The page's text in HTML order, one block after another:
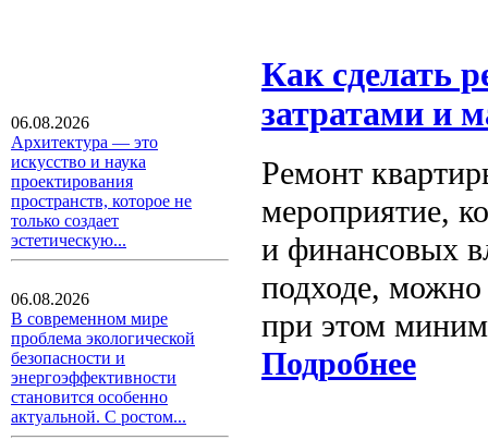
06.08.2026
Архитектура — это
искусство и наука
проектирования
пространств, которое не
только создает
эстетическую...
06.08.2026
В современном мире
проблема экологической
безопасности и
энергоэффективности
становится особенно
актуальной. С ростом...
Как сделать
затратами и
Ремонт
мероприятие,
и финансовых
подходе, можно
при этом
Подробнее